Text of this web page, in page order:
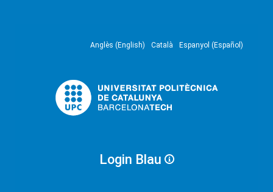
Anglès (English) Català Espanyol (Español)
Login Blau